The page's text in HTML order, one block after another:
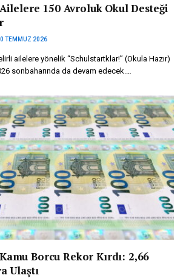
150 Avroluk Okul Desteği
TEMMUZ 2026
ailelere yönelik “Schulstartklar!” (Okula Hazır)
sonbaharında da devam edecek.…
Borcu Rekor Kırdı: 2,66
Ulaştı